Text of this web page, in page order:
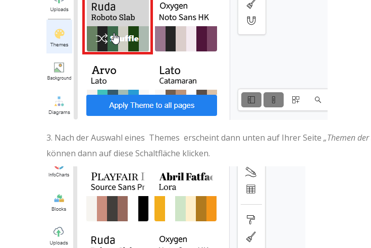
3. Nach der Auswahl eines Themes erscheint dann unten auf Ihrer Seite „Themen
können dann auf diese Schaltfläche klicken.